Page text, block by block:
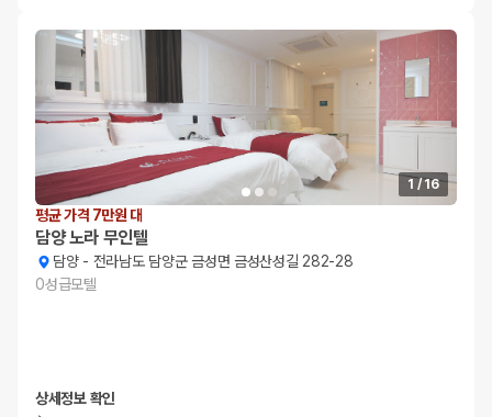
1 / 16
평균 가격 7만원 대
담양 노라 무인텔
담양- 전라남도 담양군 금성면 금성산성길 282-28
0성급모텔
상세정보 확인